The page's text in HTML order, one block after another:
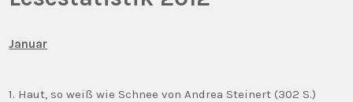
Januar
1. Haut, so weiß wie Schnee von Andrea Steinert (302 S.)